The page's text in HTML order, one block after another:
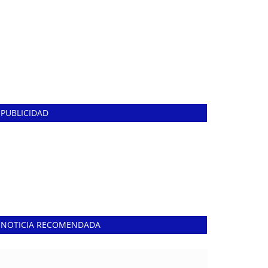
PUBLICIDAD
NOTICIA RECOMENDADA